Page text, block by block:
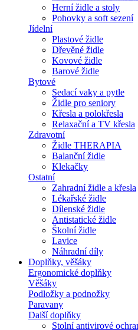
Herní židle a stoly
Pohovky a soft sezení
Jídelní
Plastové židle
Dřevěné židle
Kovové židle
Barové židle
Bytové
Sedací vaky a pytle
Židle pro seniory
Křesla a polokřesla
Relaxační a TV křesla
Zdravotní
Židle THERAPIA
Balanční židle
Klekačky
Ostatní
Zahradní židle a křesla
Lékařské židle
Dílenské židle
Antistatické židle
Školní židle
Lavice
Náhradní díly
Doplňky, věšáky
Ergonomické doplňky
Věšáky
Podložky a podnožky
Paravany
Další doplňky
Stolní antivirové